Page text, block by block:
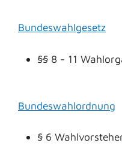
Bundeswahlgesetz
§§ 8 - 11
Bundeswahlordnung
§ 6